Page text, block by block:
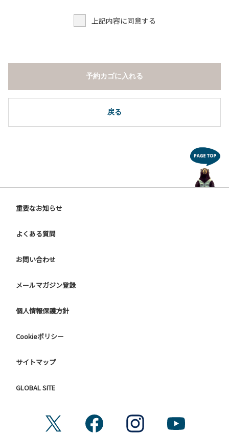
８．その他 周りに迷惑となるような行為（夜間の大声での談
１．全室禁煙です。
２．動物（ペット類）の同伴はご遠慮願います。
３．備品の持ち出しはしないでください。
４．ご訪問客と常設テント内での面会はご遠慮願います。
上記内容に同意する
戻る
予約カゴに入れる
重要なお知らせ
よくある質問
お問い合わせ
メールマガジン登録
個人情報保護方針
Cookieポリシー
サイトマップ
GLOBAL SITE